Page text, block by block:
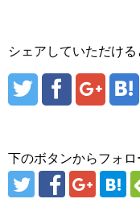
シェアしていただけ
下のボタンからフォロ